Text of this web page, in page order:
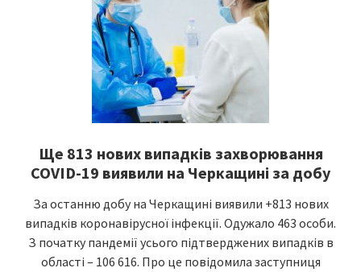
Ще 813 нових випадків захворювання
COVID-19 виявили на Черкащині за добу
За останню добу на Черкащині виявили +813 нових
випадків коронавірусної інфекції. Одужало 463 особи.
З початку пандемії усього підтверджених випадків в
області – 106 616. Про це повідомила заступниця